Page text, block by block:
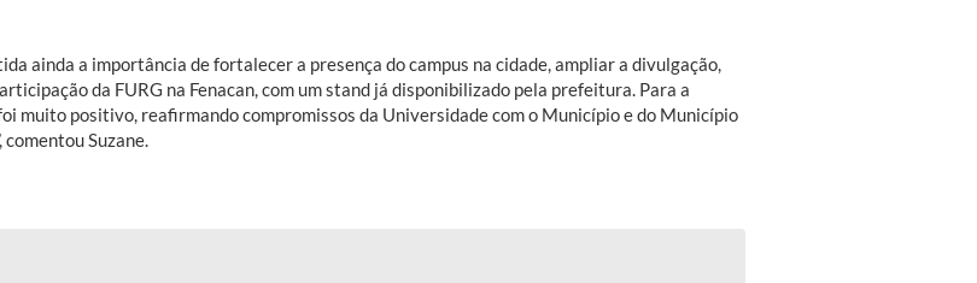
ainda a importância de fortalecer a presença do campus na cidade, ampliar a divulgação,
da FURG na Fenacan, com um stand já disponibilizado pela prefeitura. Para a
muito positivo, reafirmando compromissos da Universidade com o Município e do Município
Suzane.